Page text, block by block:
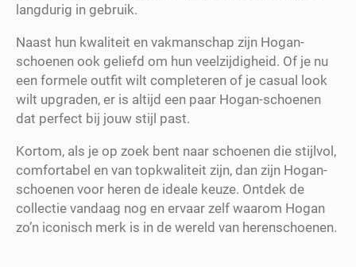
langdurig in gebruik.
Naast hun kwaliteit en vakmanschap zijn Hogan-
schoenen ook geliefd om hun veelzijdigheid. Of je nu
een formele outfit wilt completeren of je casual look
wilt upgraden, er is altijd een paar Hogan-schoenen
dat perfect bij jouw stijl past.
Kortom, als je op zoek bent naar schoenen die stijlvol,
comfortabel en van topkwaliteit zijn, dan zijn Hogan-
schoenen voor heren de ideale keuze. Ontdek de
collectie vandaag nog en ervaar zelf waarom Hogan
zo’n iconisch merk is in de wereld van herenschoenen.